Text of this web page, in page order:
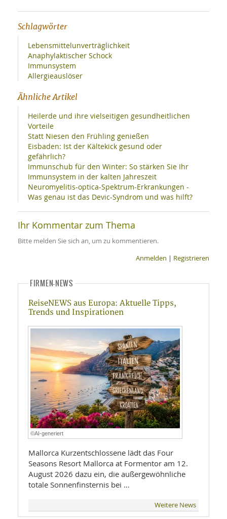
Schlagwörter
Lebensmittelunverträglichkeit
Anaphylaktischer Schock
Immunsystem
Allergieauslöser
Ähnliche Artikel
Heilerde und ihre vielseitigen gesundheitlichen
Vorteile
Statt Niesen den Frühling genießen
Eisbaden: Ist der Kältekick gesund oder
gefährlich?
Immunschub für den Winter: So stärken Sie Ihr
Immunsystem in der kalten Jahreszeit
Neuromyelitis-optica-Spektrum-Erkrankungen -
Was genau ist das Devic-Syndrom und was hilft?
Ihr Kommentar zum Thema
Bitte melden Sie sich an, um zu kommentieren.
Anmelden | Registrieren
FIRMEN-NEWS
ReiseNEWS aus Europa: Aktuelle Tipps,
Trends und Inspirationen
©AI-generiert
Mallorca Kurzentschlossene lädt das Four
Seasons Resort Mallorca at Formentor am 12.
August 2026 dazu ein, die außergewöhnliche
totale Sonnenfinsternis bei …
Weitere News